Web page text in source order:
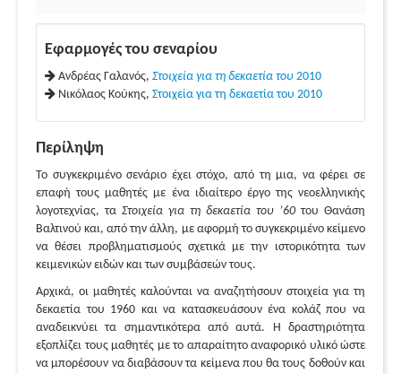
Εφαρμογές του σεναρίου
Ανδρέας Γαλανός, Στοιχεία για τη δεκαετία του 2010
Νικόλαος Κούκης, Στοιχεία για τη δεκαετία του 2010
Περίληψη
Το συγκεκριμένο σενάριο έχει στόχο, από τη μια, να φέρει σε
επαφή τους μαθητές με ένα ιδιαίτερο έργο της νεοελληνικής
λογοτεχνίας, τα Στοιχεία για τη δεκαετία του ’60του Θανάση
Βαλτινού και, από την άλλη, με αφορμή το συγκεκριμένο κείμενο
να θέσει προβληματισμούς σχετικά με την ιστορικότητα των
κειμενικών ειδών και των συμβάσεών τους.
Αρχικά, οι μαθητές καλούνται να αναζητήσουν στοιχεία για τη
δεκαετία του 1960 και να κατασκευάσουν ένα κολάζ που να
αναδεικνύει τα σημαντικότερα από αυτά. Η δραστηριότητα
εξοπλίζει τους μαθητές με το απαραίτητο αναφορικό υλικό ώστε
να μπορέσουν να διαβάσουν τα κείμενα που θα τους δοθούν και